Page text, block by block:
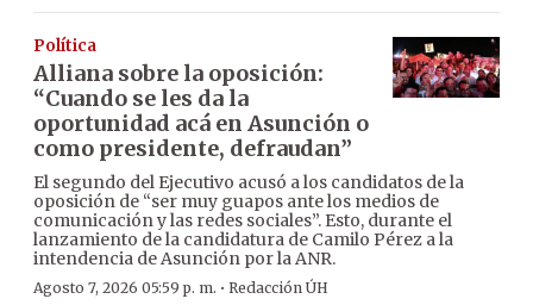
Política
Alliana sobre la oposición:
“Cuando se les da la
oportunidad acá en Asunción o
como presidente, defraudan”
El segundo del Ejecutivo acusó a los candidatos de la
oposición de “ser muy guapos ante los medios de
comunicación y las redes sociales”. Esto, durante el
lanzamiento de la candidatura de Camilo Pérez a la
intendencia de Asunción por la ANR.
Agosto 7, 2026 05:59 p. m. · Redacción ÚH